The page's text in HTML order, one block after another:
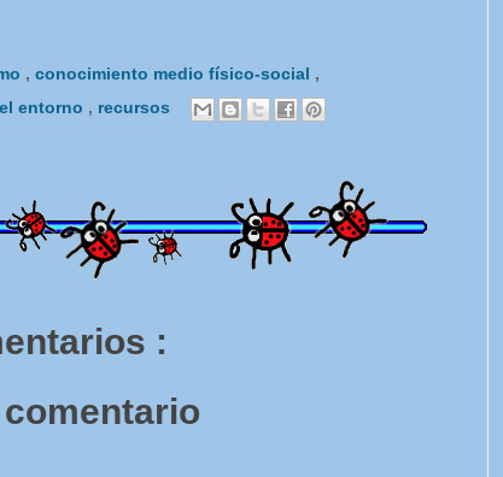
, conocimiento medio físico-social ,
entorno , recursos
: